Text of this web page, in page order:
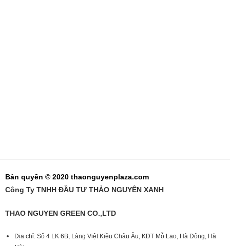
Bản quyền © 2020 thaonguyenplaza.com
Công Ty TNHH ĐẦU TƯ THẢO NGUYÊN XANH
THAO NGUYEN GREEN CO.,LTD
Địa chỉ: Số 4 LK 6B, Làng Việt Kiều Châu Âu, KĐT Mỗ Lao, Hà Đông, Hà